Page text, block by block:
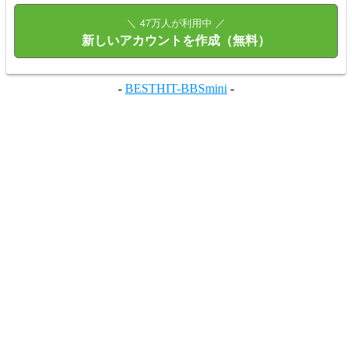
＼ 47万人が利用中 ／
新しいアカウントを作成（無料）
- BESTHIT-BBSmini -